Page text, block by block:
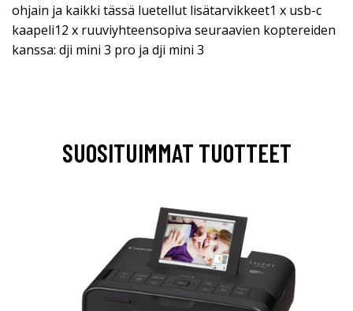
ohjain ja kaikki tässä luetellut lisätarvikkeet1 x usb-c
kaapeli12 x ruuviyhteensopiva seuraavien koptereiden
kanssa: dji mini 3 pro ja dji mini 3
SUOSITUIMMAT TUOTTEET